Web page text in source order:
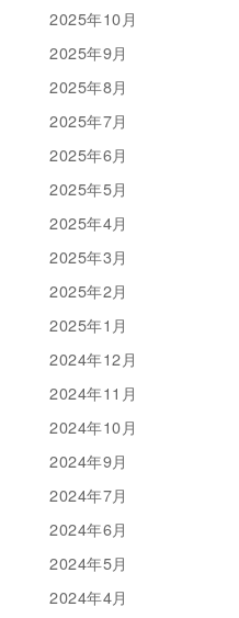
2025年10月
2025年9月
2025年8月
2025年7月
2025年6月
2025年5月
2025年4月
2025年3月
2025年2月
2025年1月
2024年12月
2024年11月
2024年10月
2024年9月
2024年7月
2024年6月
2024年5月
2024年4月